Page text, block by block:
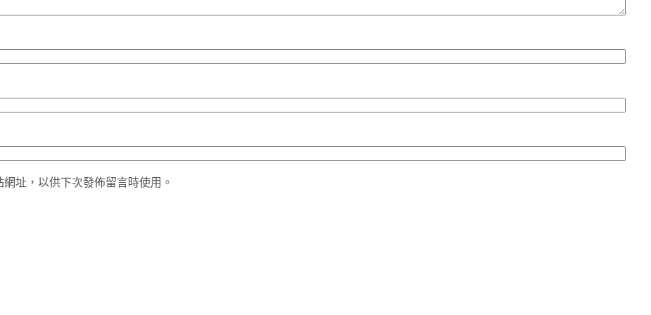
址，以供下次發佈留言時使用。